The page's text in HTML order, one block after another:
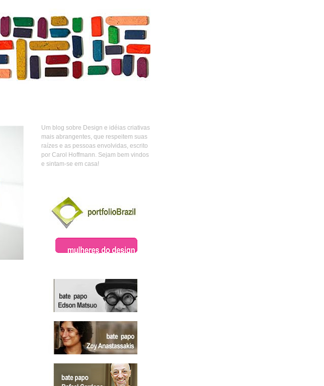
Um blog sobre Design e idéias criativas
mais abrangentes, que respeitem suas
raízes e as pessoas envolvidas, escrito
por Carol Hoffmann. Sejam bem vindos
e sintam-se em casa!